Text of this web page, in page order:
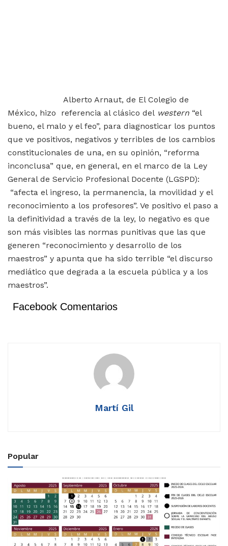
Alberto Arnaut, de El Colegio de
México, hizo referencia al clásico del western “el
bueno, el malo y el feo”, para diagnosticar los puntos
que ve positivos, negativos y terribles de los cambios
constitucionales de una, en su opinión, “reforma
inconclusa” que, en general, en el marco de la Ley
General de Servicio Profesional Docente (LGSPD):
“afecta el ingreso, la permanencia, la movilidad y el
reconocimiento a los profesores”. Ve positivo el paso a
la definitividad a través de la ley, lo negativo es que
son más visibles las normas punitivas que las que
generen “reconocimiento y desarrollo de los
maestros” y apunta que ha sido terrible “el discurso
mediático que degrada a la escuela pública y a los
maestros”.
Facebook Comentarios
Martí Gil
Popular